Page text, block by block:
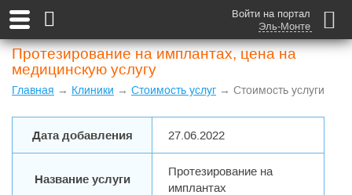
Войти на портал
Эль-Монте
Протезирование на имплантах, цена на
медицинскую услугу
Главная → Клиники → Стоимость услуг → Стоимость услуги
Дата добавления 27.06.2022
Название услуги
Протезирование на
имплантах